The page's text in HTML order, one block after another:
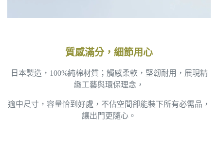
質感滿分，細節用心
日本製造，100%純棉材質；觸感柔軟，堅韌耐用，展現精
緻工藝與環保理念，
適中尺寸，容量恰到好處，不佔空間卻能裝下所有必需品，
讓出門更隨心。